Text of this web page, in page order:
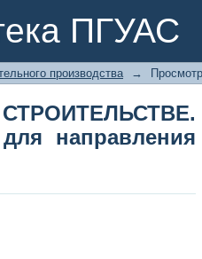
ПГУАС
08.03.01
производства →
направления